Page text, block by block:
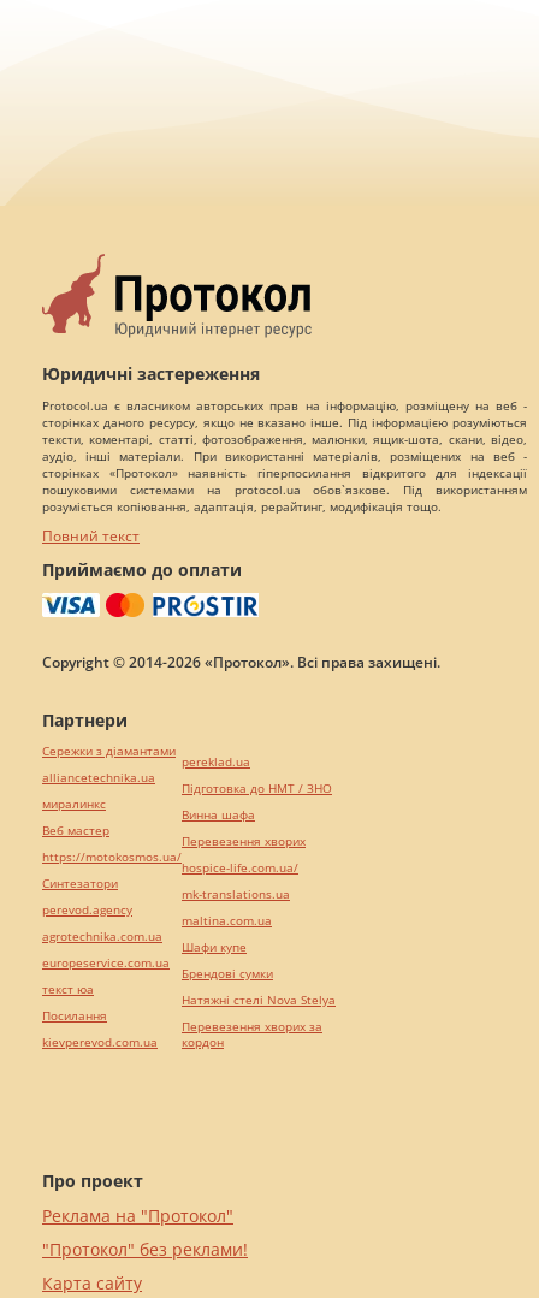
Юридичні застереження
Protocol.ua є власником авторських прав на інформацію, розміщену на веб -
сторінках даного ресурсу, якщо не вказано інше. Під інформацією розуміються
тексти, коментарі, статті, фотозображення, малюнки, ящик-шота, скани, відео,
аудіо, інші матеріали. При використанні матеріалів, розміщених на веб -
сторінках «Протокол» наявність гіперпосилання відкритого для індексації
пошуковими системами на protocol.ua обов`язкове. Під використанням
розуміється копіювання, адаптація, рерайтинг, модифікація тощо.
Повний текст
Приймаємо до оплати
Copyright © 2014-2026 «Протокол». Всі права захищені.
Про проект
Реклама на "Протокол"
"Протокол" без реклами!
Карта сайту
Партнери
Сережки з діамантами
alliancetechnika.ua
миралинкс
Веб мастер
https://motokosmos.ua/
Синтезатори
perevod.agency
agrotechnika.com.ua
europeservice.com.ua
текст юа
Посилання
kievperevod.com.ua
pereklad.ua
Підготовка до НМТ / ЗНО
Винна шафа
Перевезення хворих
hospice-life.com.ua/
mk-translations.ua
maltina.com.ua
Шафи купе
Брендові сумки
Натяжні стелі Nova Stelya
Перевезення хворих за
кордон